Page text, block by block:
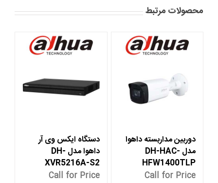
محصولات مرتبط
دوربین مداربسته داهوا
مدل DH-HAC-
HFW1400TLP
Call for Price
دستگاه ایکس وی آر
داهوا مدل DH-
XVR5216A-S2
Call for Price